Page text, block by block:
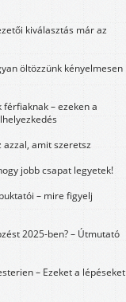
kiválasztás már az
öltözzünk kényelmesen
férfiaknak – ezeken a
azzal, amit szeretsz
jobb csapat legyetek!
– mire figyelj
2025-ben? – Útmutató
– Ezeket a lépéseket